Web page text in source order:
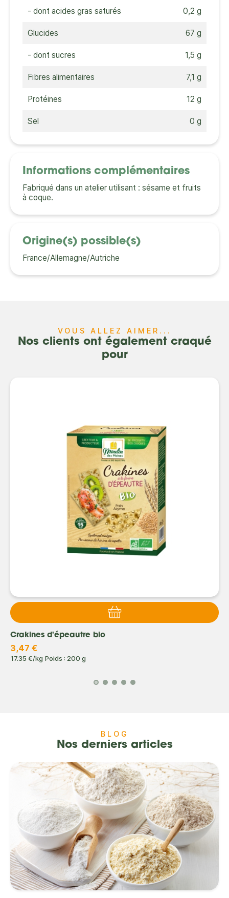
- dont acides gras saturés 0,2 g
Glucides 67 g
- dont sucres 1,5 g
Fibres alimentaires 7,1 g
Protéines 12 g
Sel 0 g
Informations complémentaires
Fabriqué dans un atelier utilisant : sésame et fruits
à coque.
Origine(s) possible(s)
France/Allemagne/Autriche
VOUS ALLEZ AIMER...
Nos clients ont également craqué
pour
Crakines d'épeautre bio
3,47 €
17.35 €/kg Poids : 200 g
BLOG
Nos derniers articles